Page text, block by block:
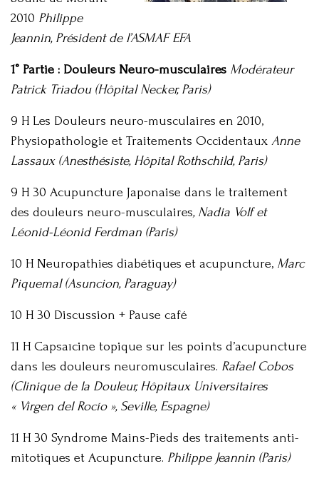
2010 Philippe
Jeannin, Président de l’ASMAF EFA
1° Partie : Douleurs Neuro-musculaires Modérateur
Patrick Triadou (Hôpital Necker, Paris)
9 H Les Douleurs neuro-musculaires en 2010,
Physiopathologie et Traitements Occidentaux Anne
Lassaux (Anesthésiste, Hôpital Rothschild, Paris)
9 H 30 Acupuncture Japonaise dans le traitement
des douleurs neuro-musculaires, Nadia Volf et
Léonid-Léonid Ferdman (Paris)
10 H Neuropathies diabétiques et acupuncture, Marc
Piquemal (Asuncion, Paraguay)
10 H 30 Discussion + Pause café
11 H Capsaïcine topique sur les points d’acupuncture
dans les douleurs neuromusculaires. Rafael Cobos
(Clinique de la Douleur, Hôpitaux Universitaires
« Virgen del Rocío », Seville, Espagne)
11 H 30 Syndrome Mains-Pieds des traitements anti-
mitotiques et Acupuncture. Philippe Jeannin (Paris)